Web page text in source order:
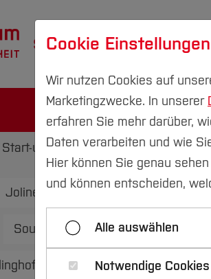
Studium Forschung &
up Gründungsportraits
Joline Niewöhner Josefine
Soundstudy Laurelle Lucrece
Laura Öner Anita
Cookie Einstellungen
Wir nutzen Cookies auf
Marketingzwecke. In unserer
erfahren Sie mehr darüber,
Daten verarbeiten und wie
Hier können Sie genau
und können entscheiden,
Alle auswählen
Notwendige Cookies